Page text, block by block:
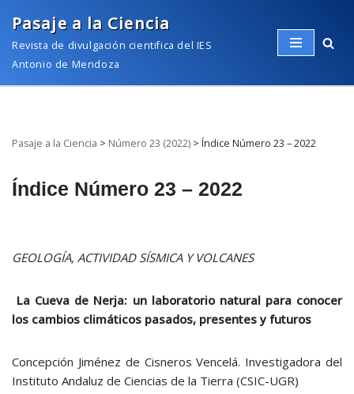
Saltar
al
Pasaje a la Ciencia
Revista de divulgación cientifica del IES
Antonio de Mendoza
Pasaje a la Ciencia > Número 23 (2022) > Índice Número 23 – 2022
Índice Número 23 – 2022
GEOLOGÍA, ACTIVIDAD SÍSMICA Y VOLCANES
La Cueva de Nerja: un laboratorio natural para conocer
los cambios climáticos pasados, presentes y futuros
Concepción Jiménez de Cisneros Vencelá. Investigadora del
Instituto Andaluz de Ciencias de la Tierra (CSIC-UGR)